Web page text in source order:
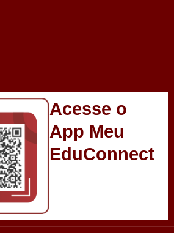
Acesse o
App Meu
EduConnect